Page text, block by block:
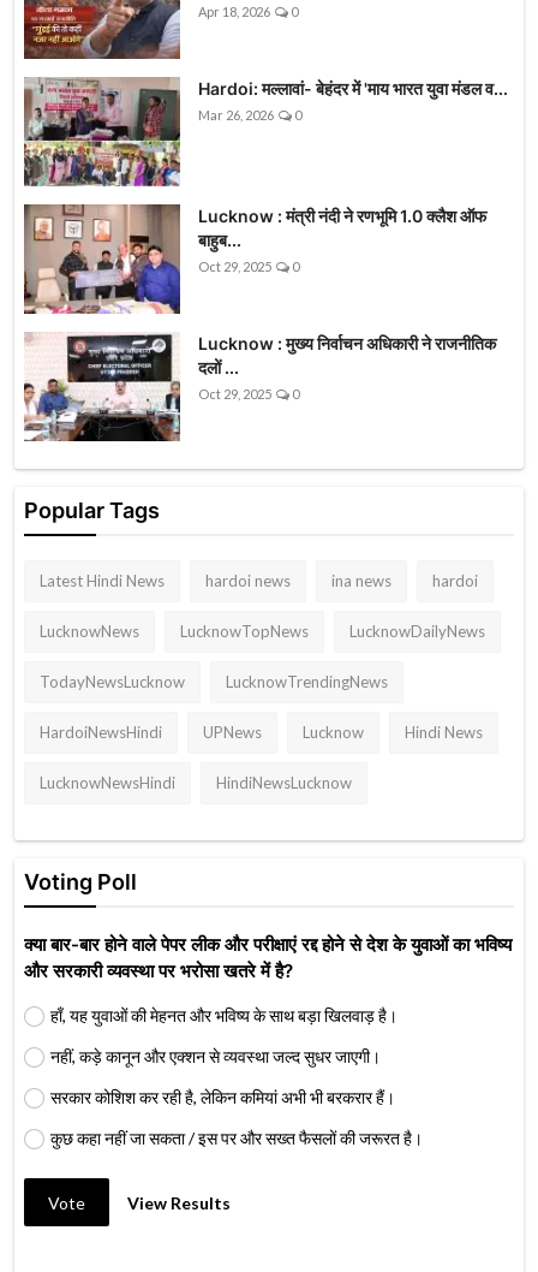
Apr 18, 2026 0
Hardoi: मल्लावां- बेहंदर में 'माय भारत युवा मंडल व...
Mar 26, 2026 0
Lucknow : मंत्री नंदी ने रणभूमि 1.0 क्लैश ऑफ
बाहुब...
Oct 29, 2025 0
Lucknow : मुख्य निर्वाचन अधिकारी ने राजनीतिक
दलों ...
Oct 29, 2025 0
Popular Tags
Latest Hindi News hardoi news ina news hardoi
LucknowNews LucknowTopNews LucknowDailyNews
TodayNewsLucknow LucknowTrendingNews
HardoiNewsHindi UPNews Lucknow Hindi News
LucknowNewsHindi HindiNewsLucknow
Voting Poll
क्या बार-बार होने वाले पेपर लीक और परीक्षाएं रद्द होने से देश के युवाओं का भविष्य
और सरकारी व्यवस्था पर भरोसा खतरे में है?
हाँ, यह युवाओं की मेहनत और भविष्य के साथ बड़ा खिलवाड़ है।
नहीं, कड़े कानून और एक्शन से व्यवस्था जल्द सुधर जाएगी।
सरकार कोशिश कर रही है, लेकिन कमियां अभी भी बरकरार हैं।
कुछ कहा नहीं जा सकता / इस पर और सख्त फैसलों की जरूरत है।
Vote View Results